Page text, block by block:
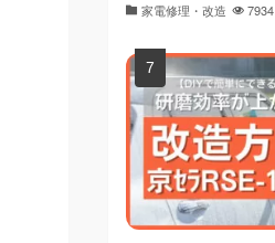
家電修理・改造 7934